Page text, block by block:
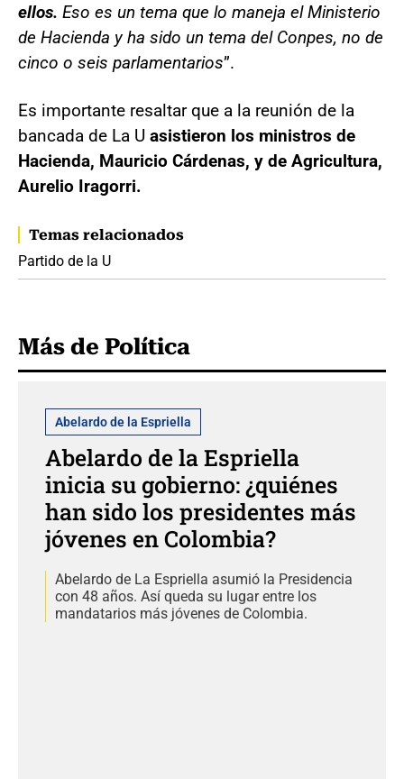
ellos. Eso es un tema que lo maneja el Ministerio
de Hacienda y ha sido un tema del Conpes, no de
cinco o seis parlamentarios”.
Es importante resaltar que a la reunión de la
bancada de La U asistieron los ministros de
Hacienda, Mauricio Cárdenas, y de Agricultura,
Aurelio Iragorri.
Temas relacionados
Partido de la U
Más de Política
Abelardo de la Espriella
Abelardo de la Espriella
inicia su gobierno: ¿quiénes
han sido los presidentes más
jóvenes en Colombia?
Abelardo de La Espriella asumió la Presidencia
con 48 años. Así queda su lugar entre los
mandatarios más jóvenes de Colombia.